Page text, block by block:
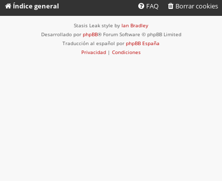
Índice general Borrar cookies
FAQ
Stasis Leak style by Ian Bradley
Desarrollado por phpBB® Forum Software © phpBB Limited
Traducción al español por phpBB España
Privacidad | Condiciones